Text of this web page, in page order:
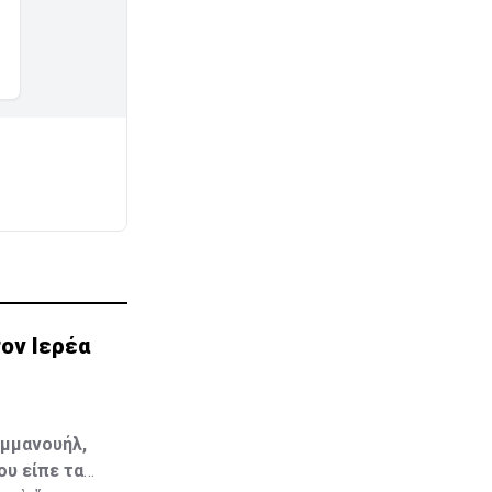
Ιερέα
είπε τα